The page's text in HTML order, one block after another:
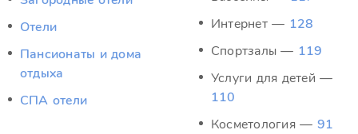
Отели
Пансионаты и дома
отдыха
СПА отели
Интернет — 128
Спортзалы — 119
Услуги для детей —
110
Косметология — 91